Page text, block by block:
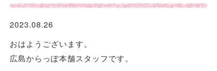
2023.08.26
おはようございます。
広島からっぽ本舗スタッフです。